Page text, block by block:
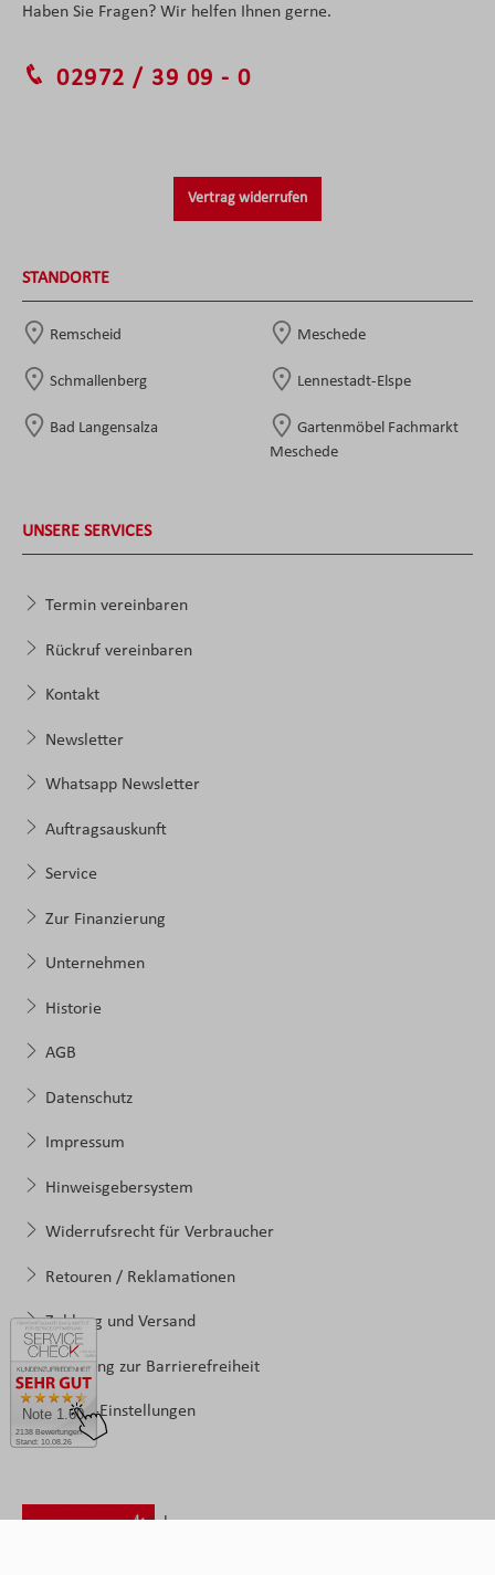
2138 Bewertungen
Stand: 10.08.26
Note 1.60
Haben Sie Fragen? Wir helfen Ihnen gerne.
02972 / 39 09 - 0
Vertrag widerrufen
STANDORTE
Remscheid Meschede
Schmallenberg Lennestadt-Elspe
Bad Langensalza
Gartenmöbel Fachmarkt
Meschede
UNSERE SERVICES
Termin vereinbaren
Rückruf vereinbaren
Kontakt
Newsletter
Whatsapp Newsletter
Auftragsauskunft
Service
Zur Finanzierung
Unternehmen
Historie
AGB
Datenschutz
Impressum
Hinweisgebersystem
Widerrufsrecht für Verbraucher
Retouren / Reklamationen
Zahlung und Versand
Erklärung zur Barrierefreiheit
Cookie-Einstellungen
Folgen